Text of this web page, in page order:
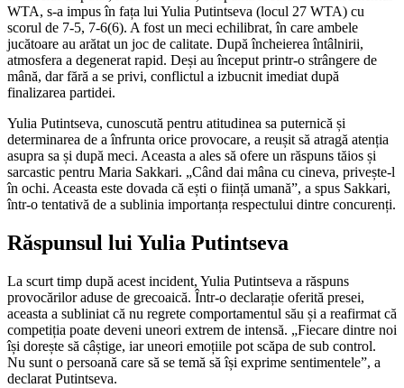
WTA, s-a impus în fața lui Yulia Putintseva (locul 27 WTA) cu
scorul de 7-5, 7-6(6). A fost un meci echilibrat, în care ambele
jucătoare au arătat un joc de calitate. După încheierea întâlnirii,
atmosfera a degenerat rapid. Deși au început printr-o strângere de
mână, dar fără a se privi, conflictul a izbucnit imediat după
finalizarea partidei.
Yulia Putintseva, cunoscută pentru atitudinea sa puternică și
determinarea de a înfrunta orice provocare, a reușit să atragă atenția
asupra sa și după meci. Aceasta a ales să ofere un răspuns tăios și
sarcastic pentru Maria Sakkari. „Când dai mâna cu cineva, privește-l
în ochi. Aceasta este dovada că ești o ființă umană”, a spus Sakkari,
într-o tentativă de a sublinia importanța respectului dintre concurenți.
Răspunsul lui Yulia Putintseva
La scurt timp după acest incident, Yulia Putintseva a răspuns
provocărilor aduse de grecoaică. Într-o declarație oferită presei,
aceasta a subliniat că nu regrete comportamentul său și a reafirmat că
competiția poate deveni uneori extrem de intensă. „Fiecare dintre noi
își dorește să câștige, iar uneori emoțiile pot scăpa de sub control.
Nu sunt o persoană care să se temă să își exprime sentimentele”, a
declarat Putintseva.